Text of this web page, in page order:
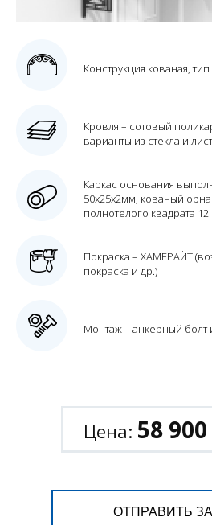
Конструкция кованая,
Кровля – сотовый
варианты из стекла и
Каркас основания
50х25х2мм, кованый
полнотелого квадрата
Покраска – ХАМЕРАЙТ
покраска и др.)
Монтаж – анкерный болт
Цена: 58 900
ОТПРАВИТЬ